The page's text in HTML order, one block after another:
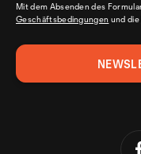
Mit dem Absenden des
Geschäftsbedingungen und die